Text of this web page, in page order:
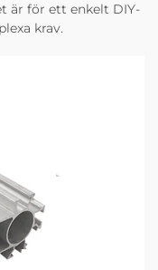
är för ett enkelt DIY-
krav.